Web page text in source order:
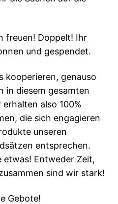
freuen! Doppelt! Ihr
und gespendet.
kooperieren, genauso
in diesem gesamten
also 100%
die sich engagieren
unseren
entsprechen.
etwas! Entweder Zeit,
sind wir stark!
Gebote!